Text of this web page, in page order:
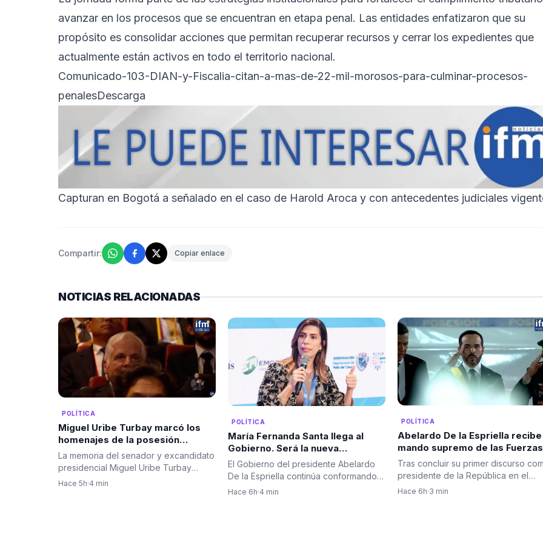
avanzar en los procesos que se encuentran en etapa penal. Las entidades enfatizaron que su
propósito es consolidar acciones que permitan recuperar recursos y cerrar los expedientes que
actualmente están activos en todo el territorio nacional.
Comunicado-103-DIAN-y-Fiscalia-citan-a-mas-de-22-mil-morosos-para-culminar-procesos-
penalesDescarga
Capturan en Bogotá a señalado en el caso de Harold Aroca y con antecedentes judiciales
Compartir: Copiar enlace
NOTICIAS RELACIONADAS
POLÍTICA
Miguel Uribe Turbay marcó los
homenajes de la posesión
presidencial de Abelardo De la
Espriella
La memoria del senador y excandidato
presidencial Miguel Uribe Turbay
ocupó un lugar central…
Hace 5h·4 min
POLÍTICA
María Fernanda Santa llega al
Gobierno. Será la nueva
viceministra de Infraestructura
El Gobierno del presidente Abelardo
De la Espriella continúa conformando
su equipo ministerial con…
Hace 6h·4 min
POLÍTICA
Abelardo De la Espriella
mando supremo de las Fuerzas
Militares en solemne
de reconocimiento de tropas
Tras concluir su primer discurso
presidente de la República en el
Batallón Pichincha de Cali,…
Hace 6h·3 min